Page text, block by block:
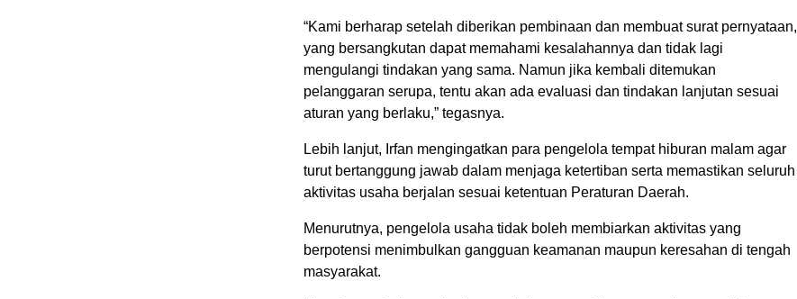
“Kami berharap setelah diberikan pembinaan dan membuat surat pernyataan,
yang bersangkutan dapat memahami kesalahannya dan tidak lagi
mengulangi tindakan yang sama. Namun jika kembali ditemukan
pelanggaran serupa, tentu akan ada evaluasi dan tindakan lanjutan sesuai
aturan yang berlaku,” tegasnya.
Lebih lanjut, Irfan mengingatkan para pengelola tempat hiburan malam agar
turut bertanggung jawab dalam menjaga ketertiban serta memastikan seluruh
aktivitas usaha berjalan sesuai ketentuan Peraturan Daerah.
Menurutnya, pengelola usaha tidak boleh membiarkan aktivitas yang
berpotensi menimbulkan gangguan keamanan maupun keresahan di tengah
masyarakat.